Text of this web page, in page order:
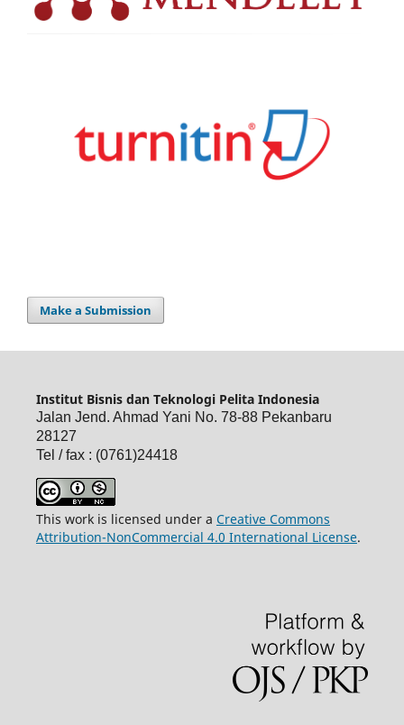
Make a Submission
Institut Bisnis dan Teknologi Pelita Indonesia
Jalan Jend. Ahmad Yani No. 78-88 Pekanbaru
28127
Tel / fax : (0761)24418
This work is licensed under a Creative Commons
Attribution-NonCommercial 4.0 International License.